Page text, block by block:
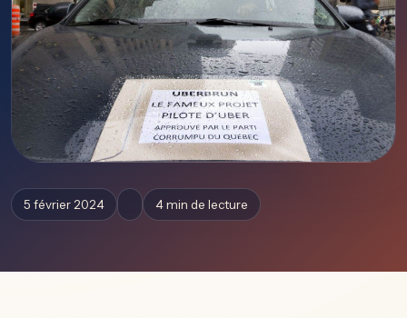
5 février 2024 4 min de lecture